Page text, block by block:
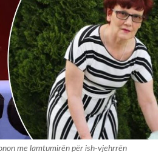
me lamtumirën për ish-vjehrrën